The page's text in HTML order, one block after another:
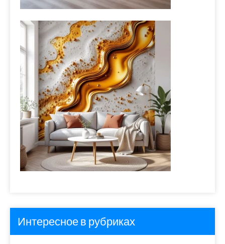
Интересное в рубриках